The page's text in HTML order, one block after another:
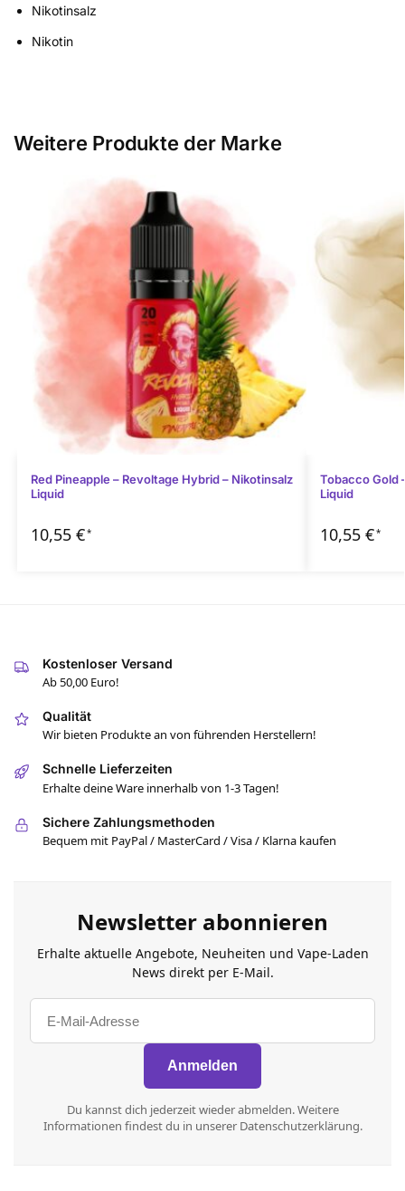
Nikotinsalz
Nikotin
Weitere Produkte der Marke
Red Pineapple – Revoltage Hybrid – Nikotinsalz
Liquid
10,55 €*
Tobacco Gold
Liquid
10,55 €*
Kostenloser Versand
Ab 50,00 Euro!
Qualität
Wir bieten Produkte an von führenden Herstellern!
Schnelle Lieferzeiten
Erhalte deine Ware innerhalb von 1-3 Tagen!
Sichere Zahlungsmethoden
Bequem mit PayPal / MasterCard / Visa / Klarna kaufen
Newsletter abonnieren
Erhalte aktuelle Angebote, Neuheiten und Vape-Laden
News direkt per E-Mail.
Du kannst dich jederzeit wieder abmelden. Weitere
Informationen findest du in unserer Datenschutzerklärung.